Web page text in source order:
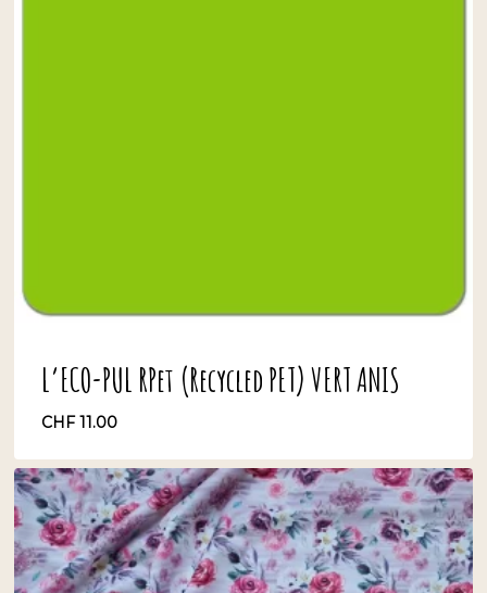
L’ECO-PUL RPet (Recycled PET) VERT ANIS
CHF11.00
CHF11.00